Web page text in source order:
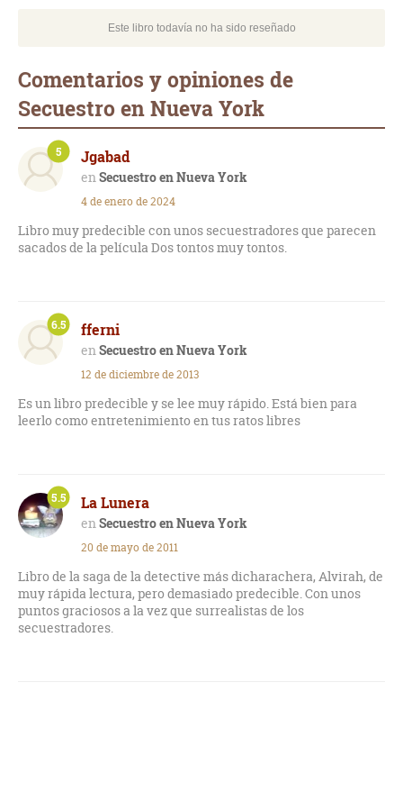
Este libro todavía no ha sido reseñado
Comentarios y opiniones de
Secuestro en Nueva York
Jgabad
Secuestro en Nueva York
5
4 de enero de 2024
Libro muy predecible con unos secuestradores que parecen
sacados de la película Dos tontos muy tontos.
fferni
Secuestro en Nueva York
6.5
12 de diciembre de 2013
Es un libro predecible y se lee muy rápido. Está bien para
leerlo como entretenimiento en tus ratos libres
La Lunera
Secuestro en Nueva York
5.5
20 de mayo de 2011
Libro de la saga de la detective más dicharachera, Alvirah, de
muy rápida lectura, pero demasiado predecible. Con unos
puntos graciosos a la vez que surrealistas de los
secuestradores.